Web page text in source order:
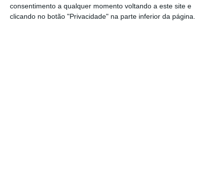
consentimento a qualquer momento voltando a este site e
clicando no botão "Privacidade" na parte inferior da página.